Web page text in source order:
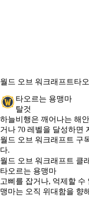
월드 오브 워크래프트타
타오르는 용맹마
탈것
가격
Available actions
하늘비행은 깨어나는 해
거나 70 레벨을 달성하면
월드 오브 워크래프트 구
다.
월드 오브 워크래프트 클
타오르는 용맹마
고삐를 잡거나, 억제할
맹마는 오직 위대함을 향